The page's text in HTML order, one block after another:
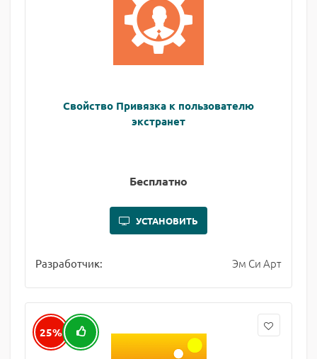
Свойство Привязка к пользователю
экстранет
Бесплатно
УСТАНОВИТЬ
Разработчик: Эм Си Арт
25%